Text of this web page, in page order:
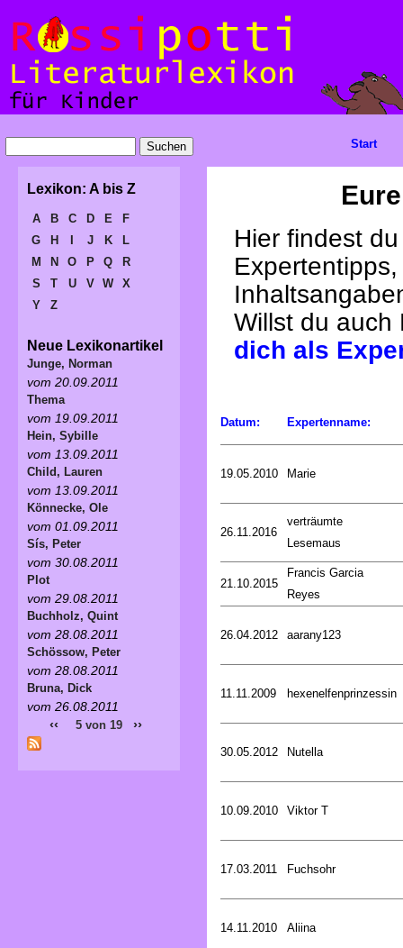
Hier findest
Willst du
dich als
Datum: Expertenname:
19.05.2010 Marie
26.11.2016
verträumte
Lesemaus
21.10.2015
Francis Garcia
Reyes
26.04.2012 aarany123
11.11.2009 hexenelfenprinzessin
30.05.2012 Nutella
10.09.2010 Viktor T
17.03.2011 Fuchsohr
14.11.2010 Aliina
Start
Lexikon: A bis Z
A B C D E
F
G
H J K
L
M
N O P Q
R
S
T U V W
X
Y
Z
Neue Lexikonartikel
Junge, Norman
vom 20.09.2011
Thema
vom 19.09.2011
Hein, Sybille
vom 13.09.2011
Child, Lauren
vom 13.09.2011
Könnecke, Ole
vom 01.09.2011
Sís, Peter
vom 30.08.2011
Plot
vom 29.08.2011
Buchholz, Quint
vom 28.08.2011
Schössow, Peter
vom 28.08.2011
Bruna, Dick
vom 26.08.2011
‹‹ 5 von 19 ››